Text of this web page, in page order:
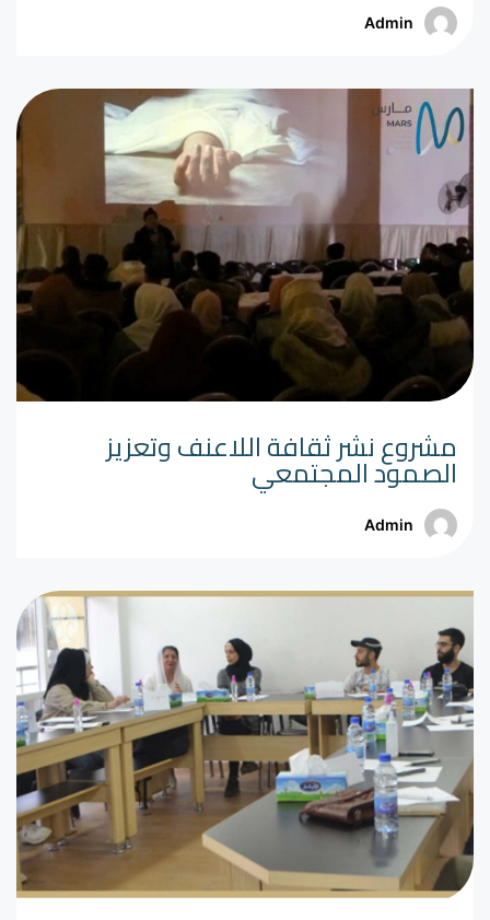
Admin
مشروع نشر ثقافة اللاعنف وتعزيز
الصمود المجتمعي
Admin